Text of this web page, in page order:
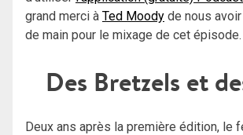
grand merci à Ted Moody de nous
de main pour le mixage de cet épisode.
Des Bretzels et
Deux ans après la première édition, le